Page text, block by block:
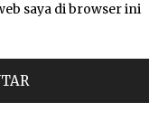
saya di browser ini